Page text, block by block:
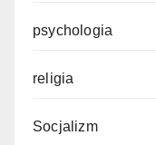
psychologia
religia
Socjalizm